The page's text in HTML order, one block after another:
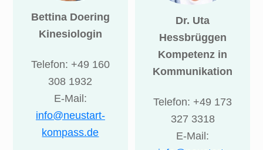
Bettina Doering
Kinesiologin
Telefon: +49 160
308 1932
E-Mail:
info@neustart-
kompass.de
Dr. Uta
Hessbrüggen
Kompetenz in
Kommunikation
Telefon: +49 173
327 3318
E-Mail: